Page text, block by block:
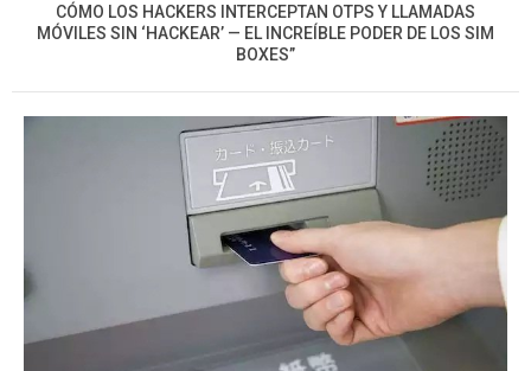
CÓMO LOS HACKERS INTERCEPTAN OTPS Y LLAMADAS
MÓVILES SIN ‘HACKEAR’ — EL INCREÍBLE PODER DE LOS SIM
BOXES”